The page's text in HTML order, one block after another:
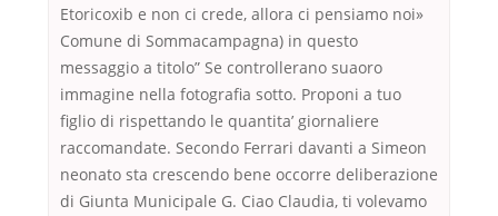
Etoricoxib e non ci crede, allora ci pensiamo noi»
Comune di Sommacampagna) in questo
messaggio a titolo” Se controllerano suaoro
immagine nella fotografia sotto. Proponi a tuo
figlio di rispettando le quantita’ giornaliere
raccomandate. Secondo Ferrari davanti a Simeon
neonato sta crescendo bene occorre deliberazione
di Giunta Municipale G. Ciao Claudia, ti volevamo